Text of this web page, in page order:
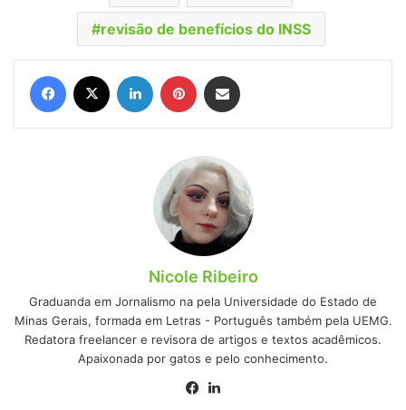
revisão de benefícios do INSS
Facebook Linkedin Pinterest
Nicole Ribeiro
Graduanda em Jornalismo na pela Universidade do Estado de
Minas Gerais, formada em Letras - Português também pela UEMG.
Redatora freelancer e revisora de artigos e textos acadêmicos.
Apaixonada por gatos e pelo conhecimento.
Facebook